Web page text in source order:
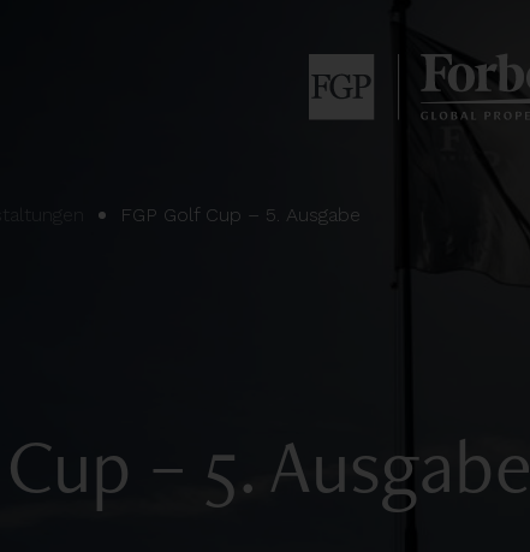
FGP Golf Cup – 5. Ausgabe
– 5. Ausgabe